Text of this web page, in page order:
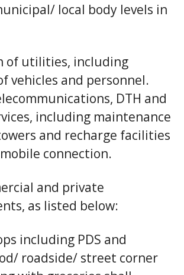
local body levels in
of utilities, including
vehicles and personnel.
DTH and
including maintenance
and recharge facilities
connection.
and private
as listed below:
including PDS and
roadside/ street corner